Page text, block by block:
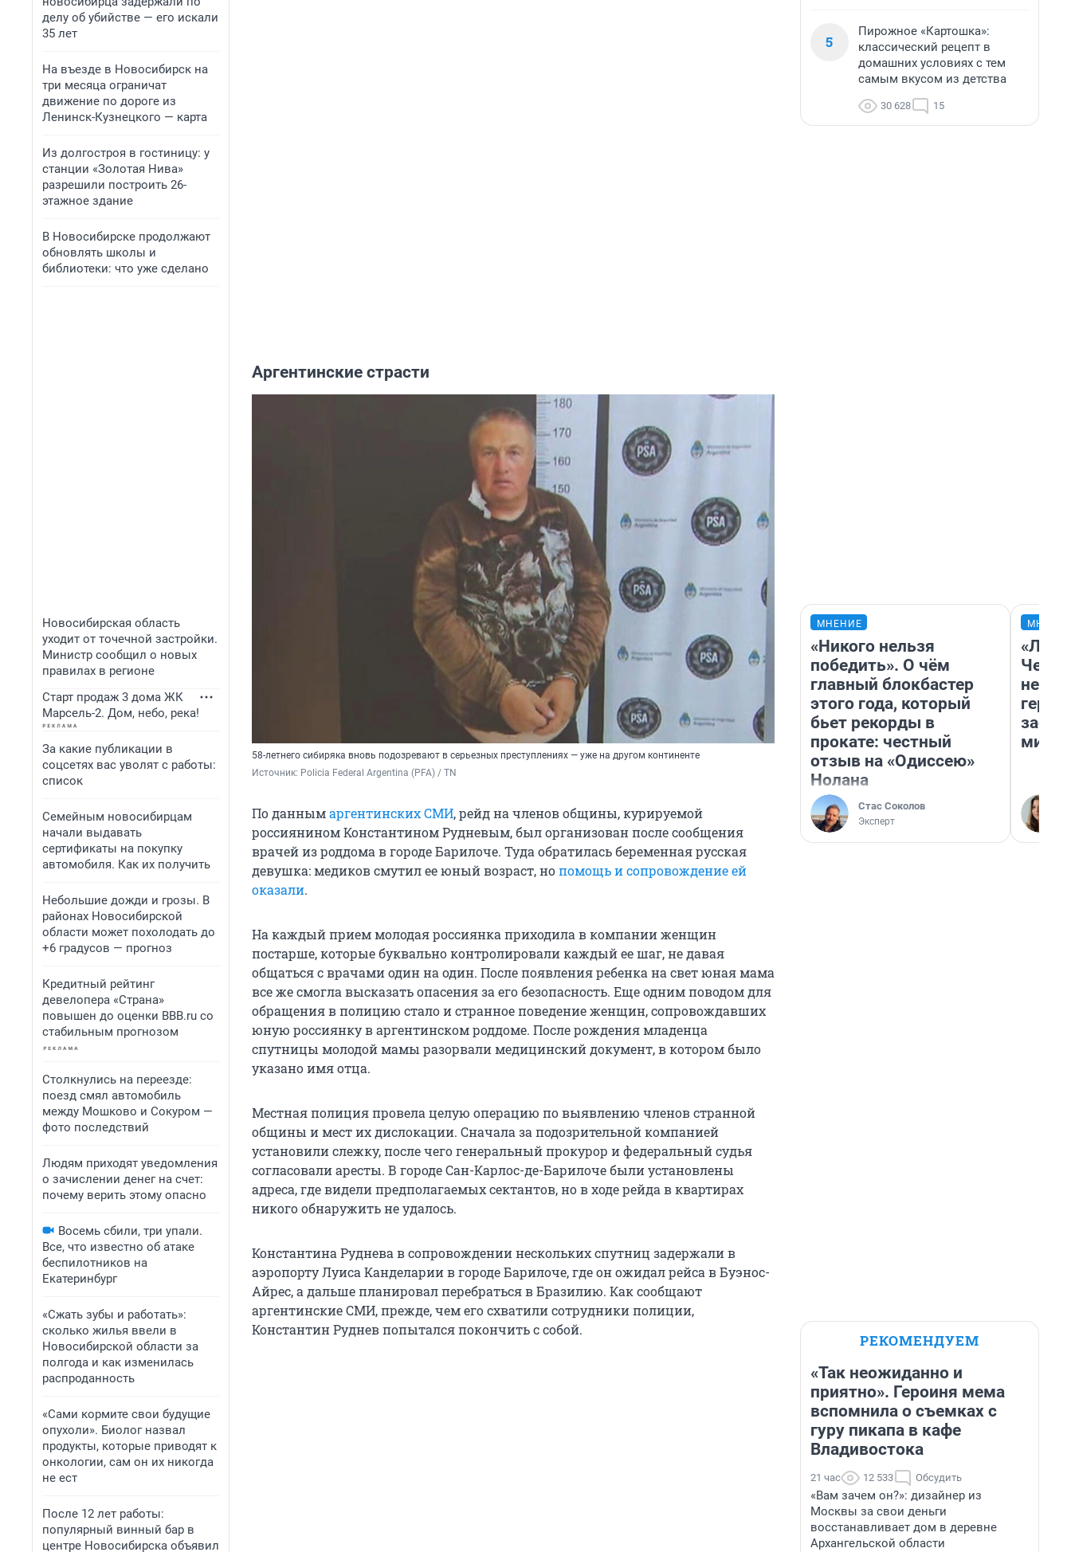
делу об убийстве — его искали
35 лет
На въезде в Новосибирск на
три месяца ограничат
движение по дороге из
Ленинск-Кузнецкого — карта
Из долгостроя в гостиницу: у
станции «Золотая Нива»
разрешили построить 26-
этажное здание
В Новосибирске продолжают
обновлять школы и
библиотеки: что уже сделано
Новосибирская область
уходит от точечной застройки.
Министр сообщил о новых
правилах в регионе
Старт продаж 3 дома ЖК
Марсель-2. Дом, небо, река!
За какие публикации в
соцсетях вас уволят с работы:
список
Семейным новосибирцам
начали выдавать
сертификаты на покупку
автомобиля. Как их получить
Небольшие дожди и грозы. В
районах Новосибирской
области может похолодать до
+6 градусов — прогноз
Кредитный рейтинг
девелопера «Страна»
повышен до оценки BBB.ru со
стабильным прогнозом
Столкнулись на переезде:
поезд смял автомобиль
между Мошково и Сокуром —
фото последствий
Людям приходят уведомления
о зачислении денег на счет:
почему верить этому опасно
Восемь сбили, три упали.
Все, что известно об атаке
беспилотников на
Екатеринбург
«Сжать зубы и работать»:
сколько жилья ввели в
Новосибирской области за
полгода и как изменилась
распроданность
«Сами кормите свои будущие
опухоли». Биолог назвал
продукты, которые приводят к
онкологии, сам он их никогда
не ест
После 12 лет работы:
популярный винный бар в
центре Новосибирска объявил
Аргентинские страсти
58-летнего сибиряка вновь подозревают в серьезных преступлениях — уже на другом континенте
Источник: Policia Federal Argentina (PFA) / TN
По даннымаргентинских СМИ, рейд на членов общины, курируемой
россиянином Константином Рудневым, был организован после сообщения
врачей из роддома в городе Барилоче. Туда обратилась беременная русская
девушка: медиков смутил ее юный возраст, нопомощь и сопровождение ей
оказали.
На каждый прием молодая россиянка приходила в компании женщин
постарше, которые буквально контролировали каждый ее шаг, не давая
общаться с врачами один на один. После появления ребенка на свет юная мама
все же смогла высказать опасения за его безопасность. Еще одним поводом для
обращения в полицию стало и странное поведение женщин, сопровождавших
юную россиянку в аргентинском роддоме. После рождения младенца
спутницы молодой мамы разорвали медицинский документ, в котором было
указано имя отца.
Местная полиция провела целую операцию по выявлению членов странной
общины и мест их дислокации. Сначала за подозрительной компанией
установили слежку, после чего генеральный прокурор и федеральный судья
согласовали аресты. В городе Сан-Карлос-де-Барилоче были установлены
адреса, где видели предполагаемых сектантов, но в ходе рейда в квартирах
никого обнаружить не удалось.
Константина Руднева в сопровождении нескольких спутниц задержали в
аэропорту Луиса Канделарии в городе Барилоче, где он ожидал рейса в Буэнос-
Айрес, а дальше планировал перебраться в Бразилию. Как сообщают
аргентинские СМИ, прежде, чем его схватили сотрудники полиции,
Константин Руднев попытался покончить с собой.
5
Пирожное «Картошка»:
классический рецепт в
домашних условиях с тем
самым вкусом из детства
30 628 15
МНЕНИЕ
«Никого нельзя
победить». О чём
главный блокбастер
этого года, который
бьет рекорды в
прокате: честный
отзыв на «Одиссею»
Нолана
Стас Соколов
Эксперт
Чем
герои
РЕКОМЕНДУЕМ
«Так неожиданно и
приятно». Героиня мема
вспомнила о съемках с
гуру пикапа в кафе
Владивостока
21 час 12 533 Обсудить
«Вам зачем он?»: дизайнер из
Москвы за свои деньги
восстанавливает дом в деревне
Архангельской области